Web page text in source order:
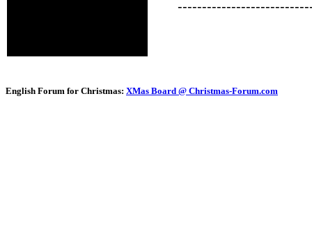
English Forum for Christmas: XMas Board @ Christmas-Forum.com